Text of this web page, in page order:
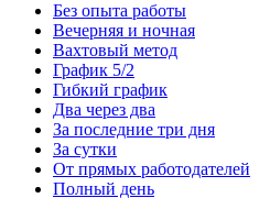
Без опыта работы
Вечерняя и ночная
Вахтовый метод
График 5/2
Гибкий график
Два через два
За последние три дня
За сутки
От прямых работодателей
Полный день